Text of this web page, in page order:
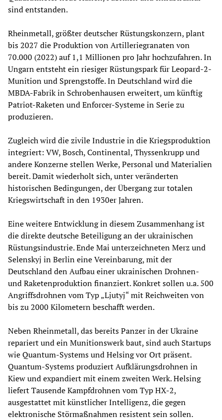
sind entstanden.
Rheinmetall, größter deutscher Rüstungskonzern, plant
bis 2027 die Produktion von Artilleriegranaten von
70.000 (2022) auf 1,1 Millionen pro Jahr hochzufahren. In
Ungarn entsteht ein riesiger Rüstungspark für Leopard-2-
Munition und Sprengstoffe. In Deutschland wird die
MBDA-Fabrik in Schrobenhausen erweitert, um künftig
Patriot-Raketen und Enforcer-Systeme in Serie zu
produzieren.
Zugleich wird die zivile Industrie in die Kriegsproduktion
integriert: VW, Bosch, Continental, Thyssenkrupp und
andere Konzerne stellen Werke, Personal und Materialien
bereit. Damit wiederholt sich, unter veränderten
historischen Bedingungen, der Übergang zur totalen
Kriegswirtschaft in den 1930er Jahren.
Eine weitere Entwicklung in diesem Zusammenhang ist
die direkte deutsche Beteiligung an der ukrainischen
Rüstungsindustrie. Ende Mai unterzeichneten Merz und
Selenskyj in Berlin eine Vereinbarung, mit der
Deutschland den Aufbau einer ukrainischen Drohnen-
und Raketenproduktion finanziert. Konkret sollen u.a. 500
Angriffsdrohnen vom Typ „Ljutyj“ mit Reichweiten von
bis zu 2000 Kilometern beschafft werden.
Neben Rheinmetall, das bereits Panzer in der Ukraine
repariert und ein Munitionswerk baut, sind auch Startups
wie Quantum-Systems und Helsing vor Ort präsent.
Quantum-Systems produziert Aufklärungsdrohnen in
Kiew und expandiert mit einem zweiten Werk. Helsing
liefert Tausende Kampfdrohnen vom Typ HX-2,
ausgestattet mit künstlicher Intelligenz, die gegen
elektronische Störmaßnahmen resistent sein sollen.